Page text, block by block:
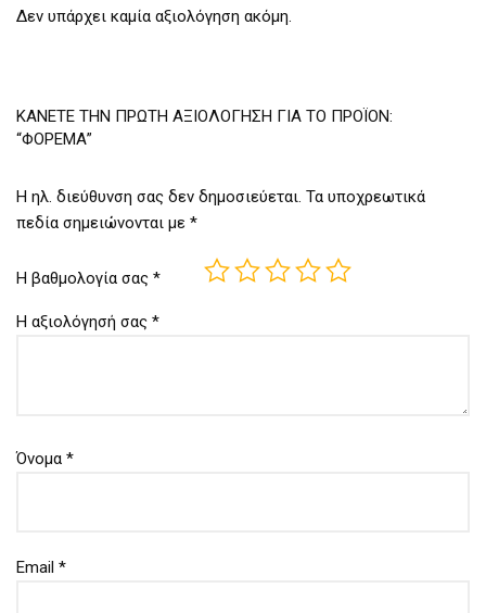
Δεν υπάρχει καμία αξιολόγηση ακόμη.
ΚΆΝΕΤΕ ΤΗΝ ΠΡΏΤΗ ΑΞΙΟΛΌΓΗΣΗ ΓΙΑ ΤΟ ΠΡΟΪΌΝ:
“ΦΟΡΕΜΑ”
Η ηλ. διεύθυνση σας δεν δημοσιεύεται. Τα υποχρεωτικά
πεδία σημειώνονται με *
Η βαθμολογία σας *
Η αξιολόγησή σας *
Όνομα *
Email *